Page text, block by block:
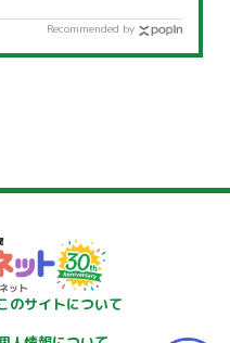
Recommended by
のサイトについて